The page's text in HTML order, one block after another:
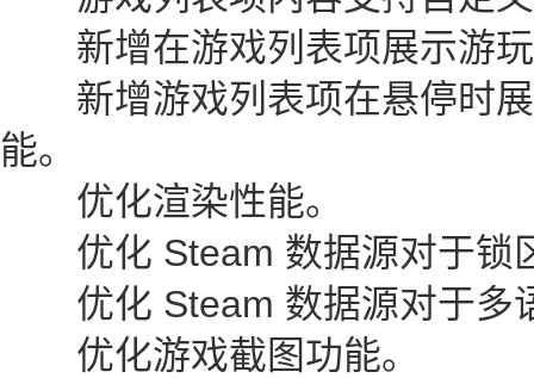
新增在游戏列表项展示游玩
新增游戏列表项在悬停时展
能。
优化渲染性能。
优化 Steam 数据源对于锁
优化 Steam 数据源对于多
优化游戏截图功能。